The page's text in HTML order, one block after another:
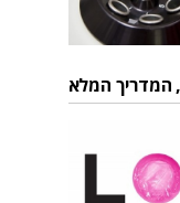
המדריך המלא